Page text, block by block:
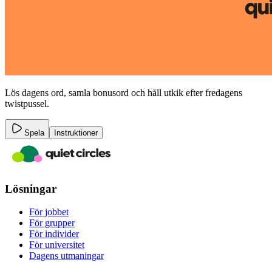
Lös dagens ord, samla bonusord och håll utkik efter fredagens
twistpussel.
Spela Instruktioner
Lösningar
För jobbet
För grupper
För individer
För universitet
Dagens utmaningar